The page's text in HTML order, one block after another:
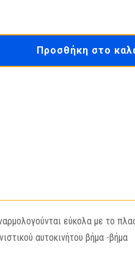
Προσθήκη στο
εύκολα με το
αυτοκινήτου βήμα -βήμα